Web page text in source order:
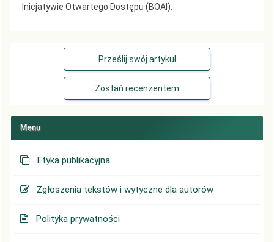
Inicjatywie Otwartego Dostępu (BOAI).
Prześlij swój artykuł
Zostań recenzentem
Menu
Etyka publikacyjna
Zgłoszenia tekstów i wytyczne dla autorów
Polityka prywatności